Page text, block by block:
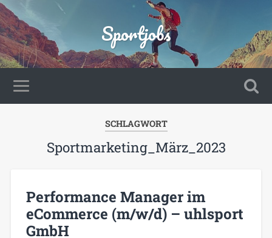
Sportjobs
SCHLAGWORT
Sportmarketing_März_2023
Performance Manager im
eCommerce (m/w/d) – uhlsport
GmbH